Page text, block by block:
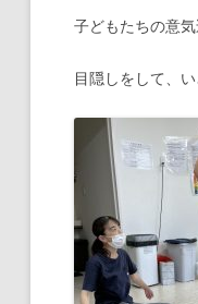
子どもたちの意
目隠しをして、